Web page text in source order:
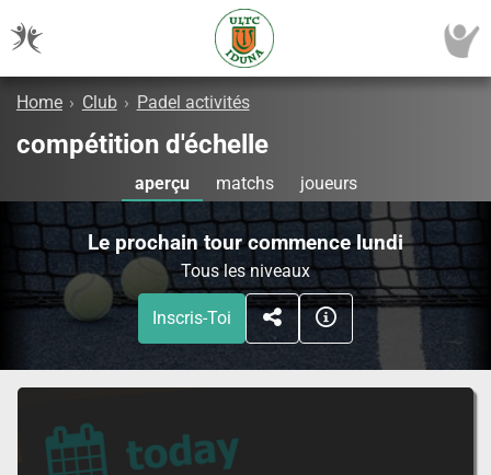
Home › Club › Padel activités
compétition d'échelle
aperçu matchs joueurs
Le prochain tour commence lundi
Tous les niveaux
Inscris-Toi